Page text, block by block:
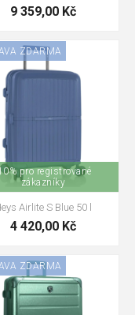
9 359,00 Kč
ZDARMA
pro registrované
zákazníky
Airlite S Blue 50 l
4 420,00 Kč
ZDARMA